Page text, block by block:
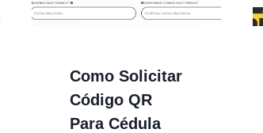
Como Solicitar
Código QR
Para Cédula